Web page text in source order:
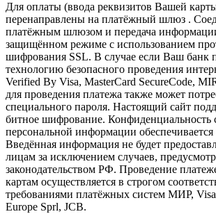
Для оплаты (ввода реквизитов Вашей
перенаправлены на платёжный шлюз .
платёжным шлюзом и передача
защищённом режиме с использованием
шифрования SSL. В случае если Ваш банк
технологию безопасного проведения
Verified By Visa, MasterCard SecureCode,
для проведения платежа также может
специального пароля. Настоящий сайт
битное шифрование. Конфиденциальность
персональной информации
Введённая информация не будет
лицам за исключением случаев,
законодательством РФ. Проведение
картам осуществляется в строгом
требованиями платёжных систем МИР,
Europe Sprl, JCB.